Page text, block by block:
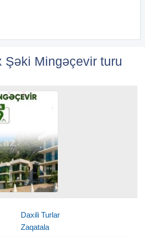
Şəki Mingəçevir turu
Daxili Turlar
Zaqatala